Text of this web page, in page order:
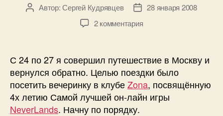
АвторАвтор:Сергей Кудрявцев
Дата28 января 2008
2 комментарияк
Москоу
Сити
С 24 по 27 я совершил путешествие в Москву и
вернулся обратно. Целью поездки было
посетить вечеринку в клубеZona, посвящённую
4х летию Самой лучшей он-лайн игры
NeverLands. Начну по порядку.